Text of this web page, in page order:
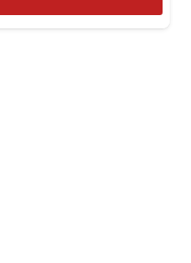
товар